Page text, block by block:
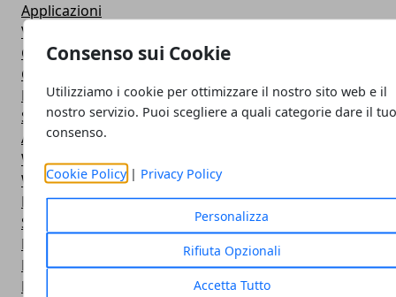
Consenso sui Cookie
Utilizziamo i cookie per ottimizzare il nostro sito web e il
nostro servizio. Puoi scegliere a quali categorie dare il
consenso.
Cookie Policy | Privacy Policy
Personalizza
Rifiuta Opzionali
Accetta Tutto
Applicazioni
Viaggi
Galaxy Note 5
Google Play
Fotografia
Stile di vita
Antivirus
Widget Orologio
Widget Meteo
Ricezione WiFi
Sport
Meteo
Rooting
Emulazione